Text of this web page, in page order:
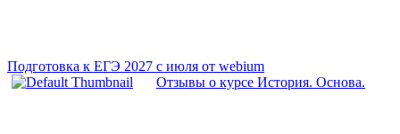
Подготовка к ЕГЭ 2027 с июля от webium
Отзывы о курсе История. Основа.